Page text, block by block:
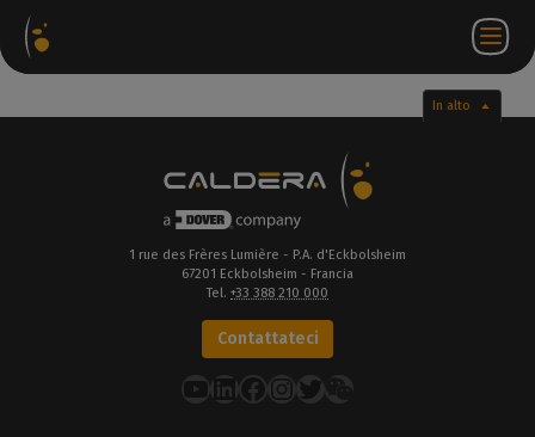
IT
In alto
1 rue des Frères Lumière - P.A. d'Eckbolsheim
67201 Eckbolsheim - Francia
Tel. +33 388 210 000
Contattateci
YouTube
LinkedIn
Facebook
Instagram
Twitter